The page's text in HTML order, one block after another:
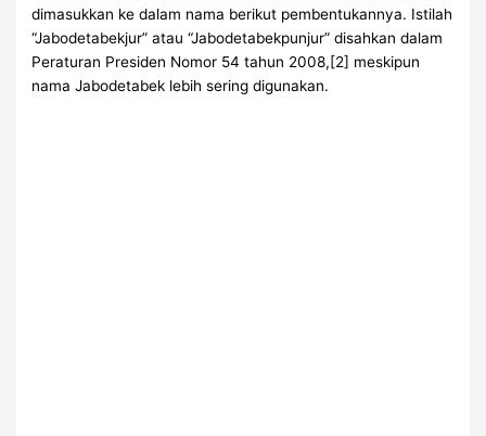
dimasukkan ke dalam nama berikut pembentukannya. Istilah
“Jabodetabekjur” atau “Jabodetabekpunjur” disahkan dalam
Peraturan Presiden Nomor 54 tahun 2008,[2] meskipun
nama Jabodetabek lebih sering digunakan.